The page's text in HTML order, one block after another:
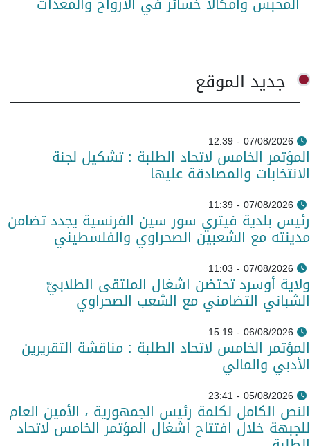
جديد الموقع
07/08/2026 - 12:39
المؤتمر الخامس لاتحاد الطلبة : تشكيل لجنة
الانتخابات والمصادقة عليها
07/08/2026 - 11:39
رئيس بلدية فيتري سور سين الفرنسية يجدد تضامن
مدينته مع الشعبين الصحراوي والفلسطيني
07/08/2026 - 11:03
ولاية أوسرد تحتضن اشغال الملتقى الطلابيّ
الشباني التضامني مع الشعب الصحراوي
06/08/2026 - 15:19
المؤتمر الخامس لاتحاد الطلبة : مناقشة التقريرين
الأدبي والمالي
05/08/2026 - 23:41
النص الكامل لكلمة رئيس الجمهورية ، الأمين العام
للجبهة خلال افتتاح اشغال المؤتمر الخامس لاتحاد